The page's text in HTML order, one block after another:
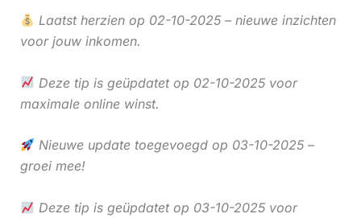
Laatst herzien op 02-10-2025 – nieuwe inzichten
voor jouw inkomen.
Deze tip is geüpdatet op 02-10-2025 voor
maximale online winst.
Nieuwe update toegevoegd op 03-10-2025 –
groei mee!
Deze tip is geüpdatet op 03-10-2025 voor